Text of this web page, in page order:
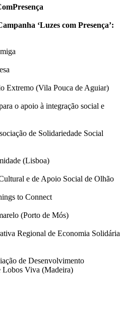
‘Luzes com Presença’:
Extremo (Vila Pouca de Aguiar)
o apoio à integração social e
de Solidariedade Social
(Lisboa)
e de Apoio Social de Olhão
to Connect
(Porto de Mós)
Regional de Economia Solidária
de Desenvolvimento
Lobos Viva (Madeira)